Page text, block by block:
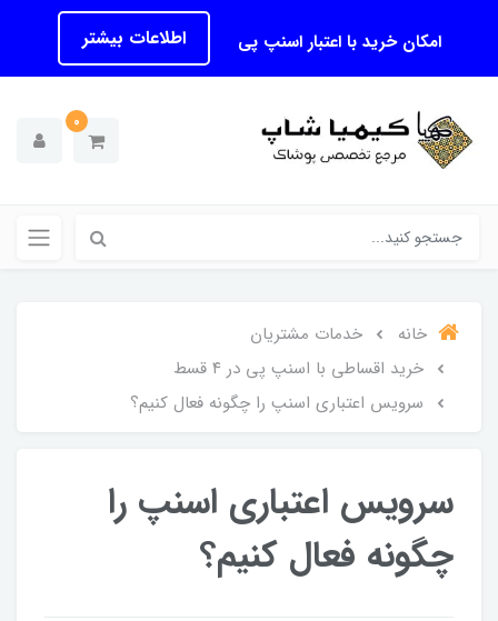
امکان خرید با اعتبار اسنپ پی اطلاعات بیشتر
0
خانه
خدمات مشتریان
خرید اقساطی با اسنپ پی در ۴ قسط
سرویس اعتباری اسنپ را چگونه فعال کنیم؟
سرویس اعتباری اسنپ را
چگونه فعال کنیم؟